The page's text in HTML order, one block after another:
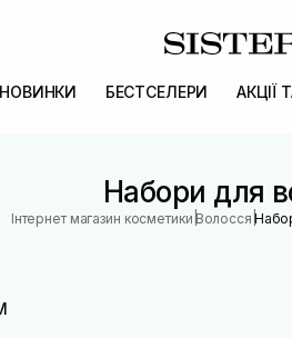
НОВИНКИ БЕСТСЕЛЕРИ АКЦІЇ
Набори для
Інтернет магазин косметики |Волосся |